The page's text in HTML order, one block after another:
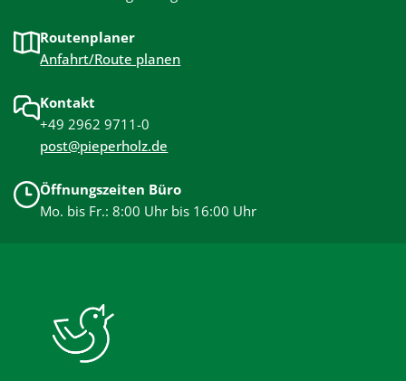
Routenplaner
Anfahrt/Route planen
Kontakt
+49 2962 9711-0
post@pieperholz.de
Öffnungszeiten Büro
Mo. bis Fr.: 8:00 Uhr bis 16:00 Uhr